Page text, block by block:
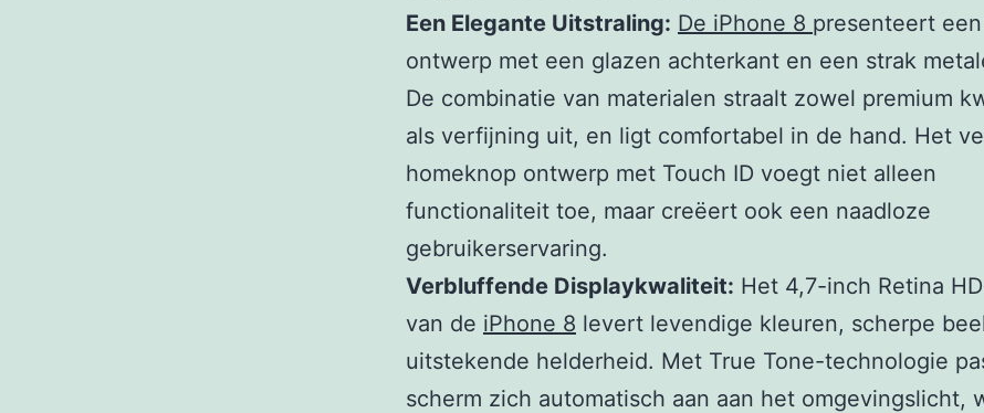
Een Elegante Uitstraling: De iPhone 8 presenteert
ontwerp met een glazen achterkant en een strak
De combinatie van materialen straalt zowel premium
als verfijning uit, en ligt comfortabel in de hand. Het
homeknop ontwerp met Touch ID voegt niet alleen
functionaliteit toe, maar creëert ook een naadloze
gebruikerservaring.
Verbluffende Displaykwaliteit: Het 4,7-inch Retina
van de iPhone 8 levert levendige kleuren, scherpe
uitstekende helderheid. Met True Tone-technologie
scherm zich automatisch aan aan het omgevingslicht,